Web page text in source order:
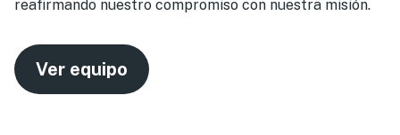
reafirmando nuestro compromiso con nuestra misión.
Ver equipo